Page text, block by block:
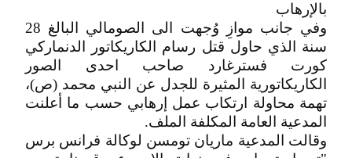
بالإرهاب
وفي جانب موازِ وُجهت الى الصومالي البالغ 28
سنة الذي حاول قتل رسام الكاريكاتور الدنماركي
كورت فسترغارد صاحب احدى الصور
الكاريكاتورية المثيرة للجدل عن النبي محمد (ص)،
تهمة محاولة ارتكاب عمل إرهابي حسب ما أعلنت
المدعية العامة المكلفة الملف.
وقالت المدعية ماريان تومسن لوكالة فرانس برس